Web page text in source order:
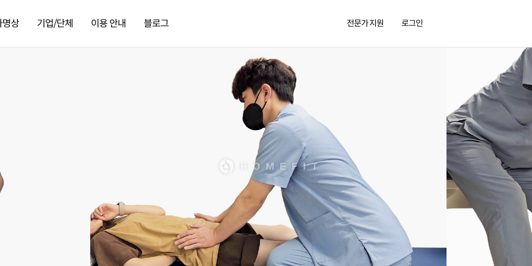
명상 기업/단체 이용 안내 블로그 전문가 지원 로그인